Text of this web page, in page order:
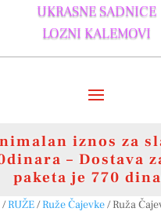
UKRASNE SADNICE
LOZNI KALEMOVI
iznos za
– Dostava
paketa je 770
/RUŽE/Ruže Čajevke/ Ruža